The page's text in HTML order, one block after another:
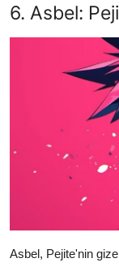
6. Asbel:
Asbel, Pejite'nin